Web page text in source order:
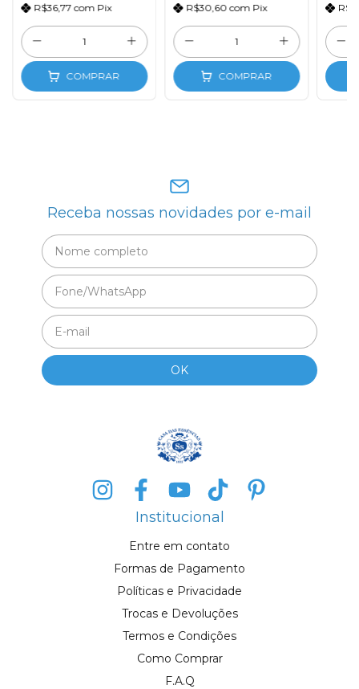
R$36,77 com Pix
COMPRAR
R$30,60com Pix
COMPRAR
Receba nossas novidades por e-mail
Institucional
Entre em contato
Formas de Pagamento
Políticas e Privacidade
Trocas e Devoluções
Termos e Condições
Como Comprar
F.A.Q